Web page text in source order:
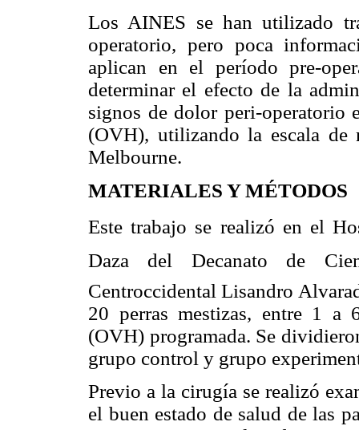
Los AINES se han utilizado
operatorio, pero poca
aplican en el período pre-
determinar el efecto de la
signos de dolor peri-operatorio
(OVH), utilizando la escala
Melbourne.
MATERIALES Y MÉTODOS
Este trabajo se realizó en el
Daza del Decanato de
Centroccidental Lisandro
20 perras mestizas, entre 1 a
(OVH) programada. Se
grupo control y grupo
Previo a la cirugía se realizó
el buen estado de salud de las